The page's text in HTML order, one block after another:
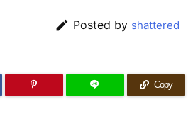
 Posted by shattered
Copy